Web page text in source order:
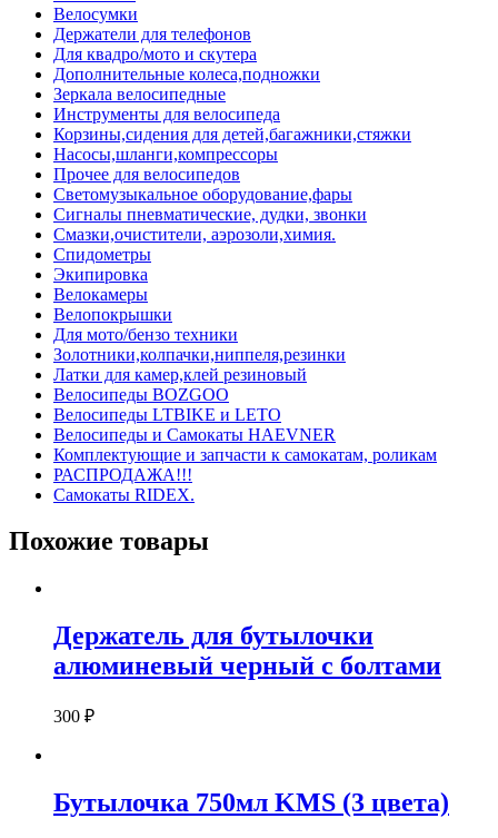
Велосумки
Держатели для телефонов
Для квадро/мото и скутера
Дополнительные колеса,подножки
Зеркала велосипедные
Инструменты для велосипеда
Корзины,сидения для детей,багажники,стяжки
Насосы,шланги,компрессоры
Прочее для велосипедов
Светомузыкальное оборудование,фары
Сигналы пневматические, дудки, звонки
Смазки,очистители, аэрозоли,химия.
Спидометры
Экипировка
Велокамеры
Велопокрышки
Для мото/бензо техники
Золотники,колпачки,ниппеля,резинки
Латки для камер,клей резиновый
Велосипеды BOZGOO
Велосипеды LTBIKE и LETO
Велосипеды и Самокаты HAEVNER
Комплектующие и запчасти к самокатам, роликам
РАСПРОДАЖА!!!
Самокаты RIDEX.
Похожие товары
Держатель для бутылочки
алюминевый черный с болтами
300 ₽
Бутылочка 750мл KMS (3 цвета)